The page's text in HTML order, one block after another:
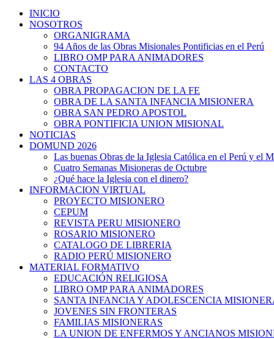
INICIO
NOSOTROS
ORGANIGRAMA
94 Años de las Obras Misionales Pontificias en el Perú
LIBRO OMP PARA ANIMADORES
CONTACTO
LAS 4 OBRAS
OBRA PROPAGACION DE LA FE
OBRA DE LA SANTA INFANCIA MISIONERA
OBRA SAN PEDRO APOSTOL
OBRA PONTIFICIA UNION MISIONAL
NOTICIAS
DOMUND 2026
Las buenas Obras de la Iglesia Católica en el Perú y el
Cuatro Semanas Misioneras de Octubre
¿Qué hace la Iglesia con el dinero?
INFORMACION VIRTUAL
PROYECTO MISIONERO
CEPUM
REVISTA PERU MISIONERO
ROSARIO MISIONERO
CATALOGO DE LIBRERIA
RADIO PERÚ MISIONERO
MATERIAL FORMATIVO
EDUCACIÓN RELIGIOSA
LIBRO OMP PARA ANIMADORES
SANTA INFANCIA Y ADOLESCENCIA
JOVENES SIN FRONTERAS
FAMILIAS MISIONERAS
LA UNION DE ENFERMOS Y ANCIANOS